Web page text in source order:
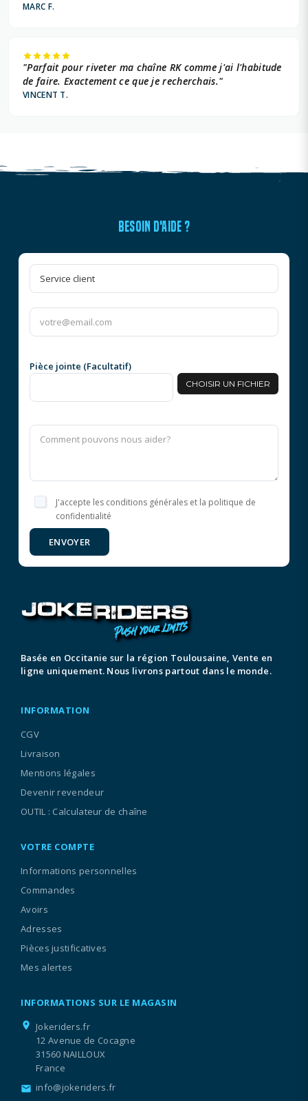
MARC F.
"Parfait pour riveter ma chaîne RK comme j'ai l'habitude
de faire. Exactement ce que je recherchais."
VINCENT T.
BESOIN D'AIDE ?
Pièce jointe (Facultatif)
CHOISIR UN FICHIER
J'accepte les conditions générales et la politique de
confidentialité
ENVOYER
Basée en Occitanie sur la région Toulousaine, Vente en
ligne uniquement. Nous livrons partout dans le monde.
INFORMATION
CGV
Livraison
Mentions légales
Devenir revendeur
OUTIL : Calculateur de chaîne
VOTRE COMPTE
Informations personnelles
Commandes
Avoirs
Adresses
Pièces justificatives
Mes alertes
INFORMATIONS SUR LE MAGASIN
location_on
Jokeriders.fr
12 Avenue de Cocagne
31560 NAILLOUX
France
email info@jokeriders.fr